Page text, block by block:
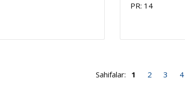
PR: 14
Sahifalar: 1 2 3 4